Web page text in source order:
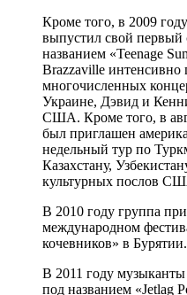
Кроме того, в 2009
выпустил свой первый
названием «Teenage
Brazzaville
многочисленных
Украине, Дэвид и
США. Кроме того, в
был приглашен
недельный тур по
Казахстану,
культурных послов
В 2010 году группа
международном
кочевников» в Бурятии.
В 2011 году
под названием «Jetlag